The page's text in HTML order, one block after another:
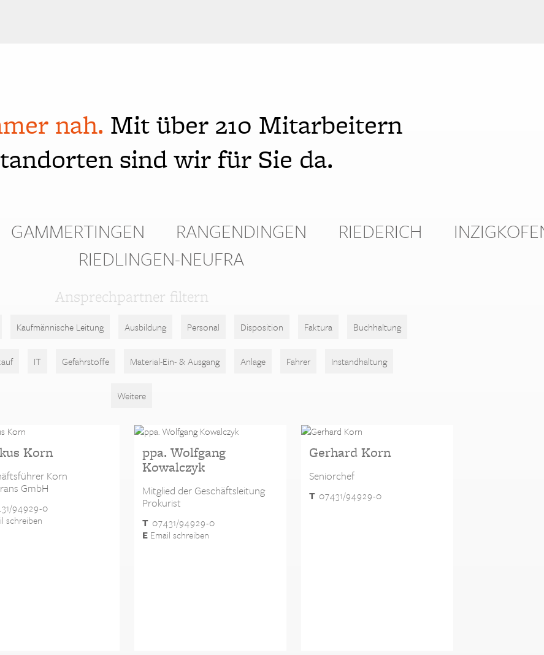
nah. Mit über 210 Mitarbeitern
sind wir für Sie da.
GAMMERTINGEN RANGENDINGEN RIEDERICH
RIEDLINGEN-NEUFRA
Ansprechpartner filtern
Kaufmännische Leitung Ausbildung Personal Disposition Faktura Buchhaltung
IT Gefahrstoffe Material-Ein- & Ausgang Anlage Fahrer Instandhaltung
Weitere
Korn
Korn
GmbH
94929-0
schreiben
ppa. Wolfgang
Kowalczyk
Mitglied der Geschäftsleitung
Prokurist
T 07431/94929-0
EEmail schreiben
Gerhard Korn
Seniorchef
T 07431/94929-0